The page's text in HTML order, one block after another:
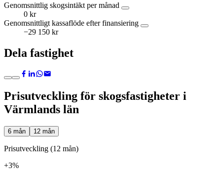
Genomsnittlig skogsintäkt per månad
0 kr
Genomsnittligt kassaflöde efter finansiering
−29 150 kr
Dela fastighet
Prisutveckling för skogsfastigheter i
Värmlands län
6 mån 12 mån
Prisutveckling (12 mån)
+3%